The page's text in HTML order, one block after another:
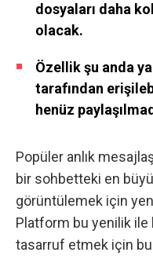
dosyaları daha
olacak.
Özellik şu anda
tarafından
henüz
Popüler anlık
bir sohbetteki en
görüntülemek için
Platform bu yenilik ile
tasarruf etmek için